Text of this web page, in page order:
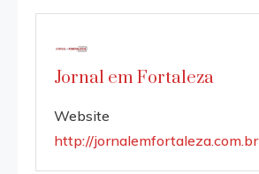
articles
Jornal em Fortaleza
Website
http://jornalemfortaleza.com.br